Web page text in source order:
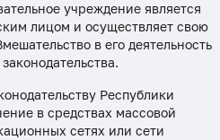
учреждение является
лицом и осуществляет свою
в его деятельность
Республики
в средствах массовой
сетях или сети